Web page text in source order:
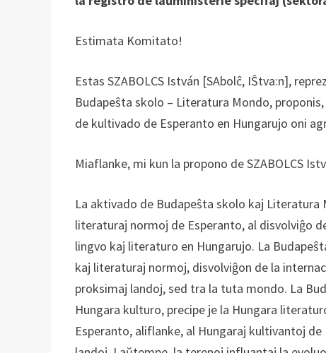
Estimata Komitato!
Estas SZABOLCS István [SAbolĉ, IŜtva:n],
Budapeŝta skolo – Literatura Mondo,
de kultivado de Esperanto en Hungarujo oni
Miaflanke, mi kun la propono de SZABOLCS
La aktivado de Budapeŝta skolo kaj
literaturaj normoj de Esperanto, al disvolviĝo
lingvo kaj literaturo en Hungarujo. La
kaj literaturaj normoj, disvolviĝon de la
proksimaj landoj, sed tra la tuta mondo. La
Hungara kulturo, precipe je la Hungara
Esperanto, aliflanke, al Hungaraj kultivantoj